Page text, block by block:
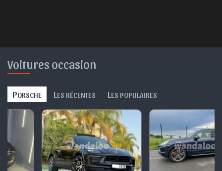
Voitures occasion
PORSCHE L ES RÉCENTES L ES POPULAIRES